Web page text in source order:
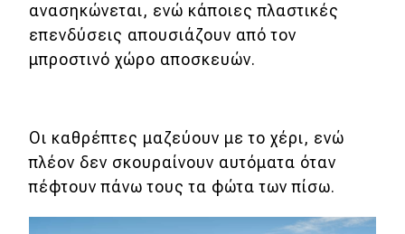
ανασηκώνεται, ενώ κάποιες πλαστικές
επενδύσεις απουσιάζουν από τον
μπροστινό χώρο αποσκευών.
Οι καθρέπτες μαζεύουν με το χέρι, ενώ
πλέον δεν σκουραίνουν αυτόματα όταν
πέφτουν πάνω τους τα φώτα των πίσω.